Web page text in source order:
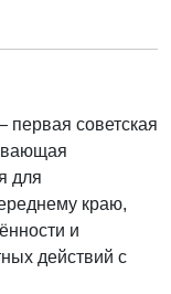
советская
для
краю,
и
действий с